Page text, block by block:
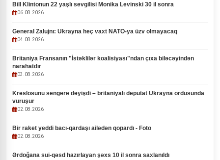
Bill Klintonun 22 yaşlı sevgilisi Monika Levinski 30 il sonra
06.08.2026
General Zalujnı: Ukrayna heç vaxt NATO-ya üzv olmayacaq
04.08.2026
Britaniya Fransanın "İstəklilər koalisiyası"ndan çıxa biləcəyindən
narahatdır
03.08.2026
Kreslosunu səngərə dəyişdi – britaniyalı deputat Ukrayna ordusunda
vuruşur
02.08.2026
Bir raket yeddi bacı-qardaşı ailədən qopardı - Foto
02.08.2026
Ərdoğana sui-qəsd hazırlayan şəxs 10 il sonra saxlanıldı